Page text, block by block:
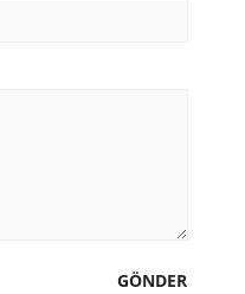
GÖNDER